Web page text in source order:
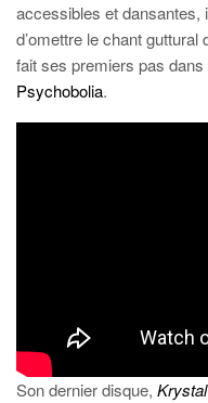
accessibles et dansantes,
d’omettre le chant
fait ses premiers pas
Psychobolia.
Son dernier disque,